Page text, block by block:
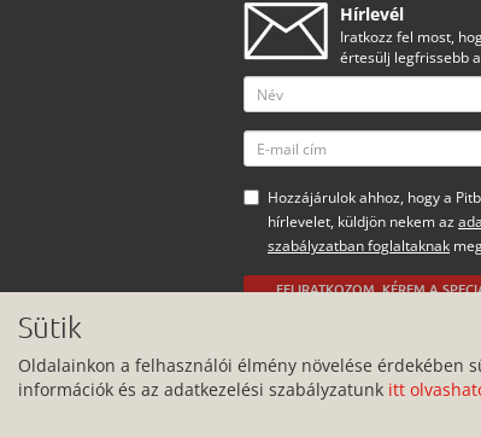
Hírlevél
Iratkozz fel most,
értesülj legfrissebb
Hozzájárulok ahhoz, hogy a
hírlevelet, küldjön nekem az
szabályzatban foglaltaknak
FELIRATKOZOM, KÉREM A
Minden jog fenntartva.
Sütik
Oldalainkon a felhasználói élmény növelése érdekében
információk és az adatkezelési szabályzatunk itt